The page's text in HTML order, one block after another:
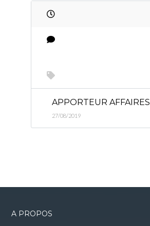
APPORTEUR AFFAIRES
27/08/2019
A PROPOS